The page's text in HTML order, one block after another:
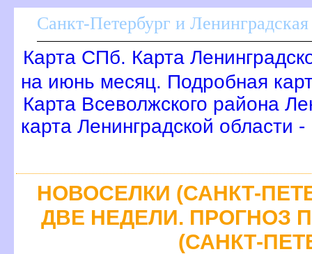
Санкт-Петербург и Ленинградская
Карта СПб. Карта
на июнь месяц. Подробная
Карта Всеволжского района
карта Ленинградской области
НОВОСЕЛКИ (САНКТ-
ДВЕ НЕДЕЛИ. ПРОГНОЗ
(САНКТ-